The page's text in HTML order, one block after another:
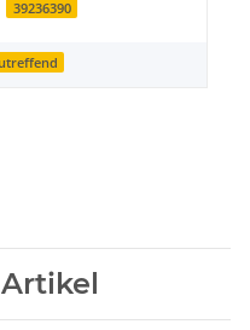
39236390